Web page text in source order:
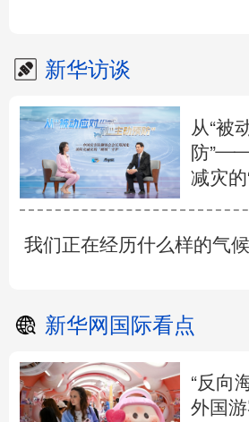
新华访谈
从“被
防
减灾的
我们正在经历什么样的气
新华网国际看点
“反向
外国